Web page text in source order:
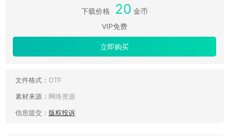
下载价格 20 金币
VIP免费
立即购买
文件格式： OTF
素材来源： 网络资源
信息提交： 版权投诉